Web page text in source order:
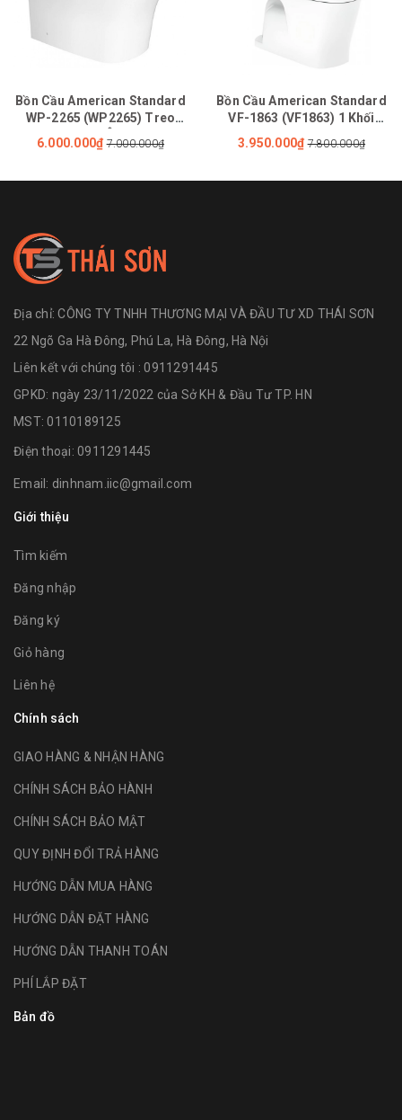
Bồn Cầu American Standard
WP-2265 (WP2265) Treo
Tường Nắp Êm Loven
6.000.000₫ 7.000.000₫
Bồn Cầu American Standard
VF-1863 (VF1863) 1 Khối
LOVEN Xả Xoáy Kép
3.950.000₫ 7.800.000₫
Địa chỉ:CÔNG TY TNHH THƯƠNG MẠI VÀ ĐẦU TƯ XD THÁI SƠN
22 Ngõ Ga Hà Đông, Phú La, Hà Đông, Hà Nội
Liên kết với chúng tôi : 0911291445
GPKD: ngày 23/11/2022 của Sở KH & Đầu Tư TP. HN
MST: 0110189125
Điện thoại: 0911291445
Email: dinhnam.iic@gmail.com
Giới thiệu
Tìm kiếm
Đăng nhập
Đăng ký
Giỏ hàng
Liên hệ
Chính sách
GIAO HÀNG & NHẬN HÀNG
CHÍNH SÁCH BẢO HÀNH
CHÍNH SÁCH BẢO MẬT
QUY ĐỊNH ĐỔI TRẢ HÀNG
HƯỚNG DẪN MUA HÀNG
HƯỚNG DẪN ĐẶT HÀNG
HƯỚNG DẪN THANH TOÁN
PHÍ LẮP ĐẶT
Bản đồ